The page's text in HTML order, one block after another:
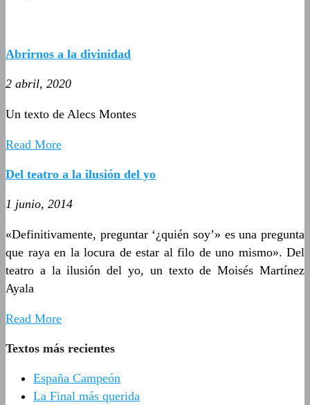
Abrirnos a la divinidad
2 abril, 2020
Un texto de Alecs Montes
Read More
Del teatro a la ilusión del yo
1 junio, 2014
«Definitivamente, preguntar ‘¿quién soy’» es una pregunta
que raya en la locura de estar al filo de uno mismo». Del
teatro a la ilusión del yo, un texto de Moisés Martínez
Ayala
Read More
Textos más recientes
España Campeón
La Final más querida